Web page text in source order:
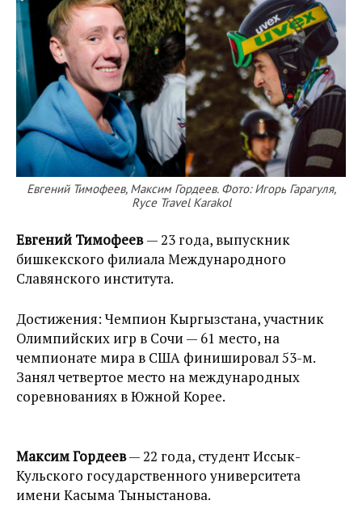
Евгений Тимофеев, Максим Гордеев. Фото: Игорь Гарагуля,
Ryce Travel Karakol
Евгений Тимофеев— 23 года, выпускник
бишкекского филиала Международного
Славянского института.
Достижения: Чемпион Кыргызстана, участник
Олимпийских игр в Сочи — 61 место, на
чемпионате мира в США финишировал 53-м.
Занял четвертое место на международных
соревнованиях в Южной Корее.
Максим Гордеев— 22 года, студент Иссык-
Кульского государственного университета
имени Касыма Тыныстанова.